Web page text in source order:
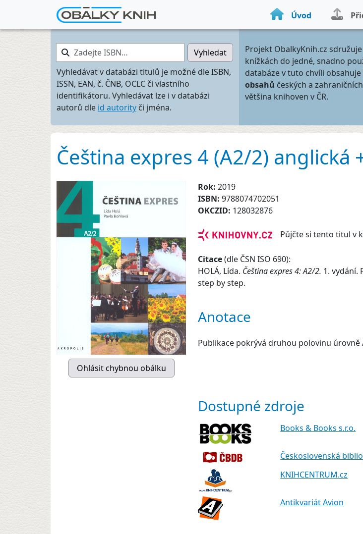
Úvod
Zadejte ISBN…
Vyhledat
Vyhledávat v databázi titulů je možné dle ISBN,
ISSN, EAN, č. ČNB, OCLC či vlastního
identifikátoru. Vyhledávat lze i v databázi
autorů dle id autority či jména.
Projekt ObalkyKnih.cz
knížkách do jedné, snadno
databáze v tuto chvíli obsahuje
obsahů českých a
většina knihoven v ČR.
Čeština expres 4 (A2/2) anglická
Rok: 2019
ISBN: 9788074702051
OKCZID: 128032876
Půjčte si tento titul v
Citace(dle ČSN ISO 690):
HOLÁ, Lída. Čeština expres 4: A2/2. 1. vydání.
step by step.
Anotace
Publikace pokrývá druhou polovinu úrovně
Dostupné zdroje
Books & Books s.r.o.
Československá
KNIHCENTRUM.cz
Antikvariát Avion